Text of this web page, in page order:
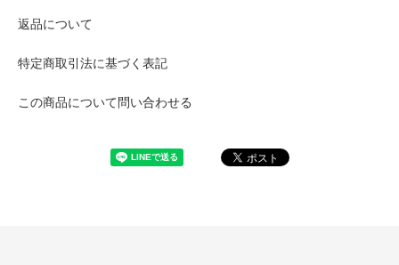
返品について
特定商取引法に基づく表記
この商品について問い合わせる